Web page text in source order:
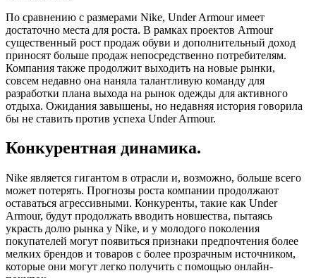
По сравнению с размерами Nike, Under Armour имеет
достаточно места для роста. В рамках проектов Armour
существенный рост продаж обуви и дополнительный доход
приносят больше продаж непосредственно потребителям.
Компания также продолжит выходить на новые рынки,
совсем недавно она наняла талантливую команду для
разработки плана выхода на рынок одежды для активного
отдыха. Ожидания завышены, но недавняя история говорила
бы не ставить против успеха Under Armour.
Конкурентная динамика.
Nike является гигантом в отрасли и, возможно, больше всего
может потерять. Прогнозы роста компании продолжают
оставаться агрессивными. Конкуренты, такие как Under
Armour, будут продолжать вводить новшества, пытаясь
украсть долю рынка у Nike, и у молодого поколения
покупателей могут появиться признаки предпочтения более
мелких брендов и товаров с более прозрачным источником,
которые они могут легко получить с помощью онлайн-